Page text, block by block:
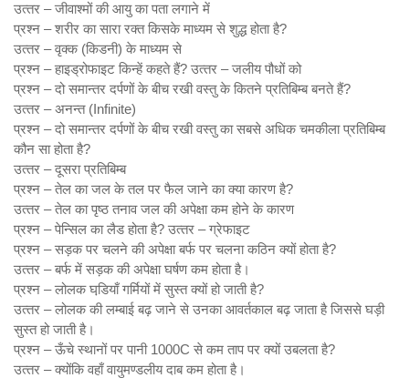
उत्‍तर – जीवाश्‍मों की आयु का पता लगाने में
प्रश्‍न – शरीर का सारा रक्‍त किसके माध्‍यम से शुद्ध होता है?
उत्‍तर – वृक्‍क (किडनी) के माध्‍यम से
प्रश्‍न – हाइड्रोफाइट किन्‍हें कहते हैं? उत्‍तर – जलीय पौधों को
प्रश्‍न – दो समान्‍तर दर्पणों के बीच रखी वस्‍तु के कितने प्रतिबिम्‍ब बनते हैं?
उत्‍तर – अनन्‍त (Infinite)
प्रश्‍न – दो समान्‍तर दर्पणों के बीच रखी वस्‍तु का सबसे अधिक चमकीला प्रतिबिम्‍ब
कौन सा होता है?
उत्‍तर – दूसरा प्रतिबिम्‍ब
प्रश्‍न – तेल का जल के तल पर फैल जाने का क्‍या कारण है?
उत्‍तर – तेल का पृष्‍ठ तनाव जल की अपेक्षा कम होने के कारण
प्रश्‍न – पेन्सिल का लैड होता है? उत्‍तर – ग्रेफाइट
प्रश्‍न – सड़क पर चलने की अपेक्षा बर्फ पर चलना कठिन क्‍यों होता है?
उत्‍तर – बर्फ में सड़क की अपेक्षा घर्षण कम होता है।
प्रश्‍न – लोलक घडि़याँ गर्मियों में सुस्‍त क्‍यों हो जाती है?
उत्‍तर – लोलक की लम्‍बाई बढ़ जाने से उनका आवर्तकाल बढ़ जाता है जिससे घड़ी
सुस्‍त हो जाती है।
प्रश्‍न – ऊँचे स्‍थानों पर पानी 1000C से कम ताप पर क्‍यों उबलता है?
उत्‍तर – क्‍योंकि वहाँ वायुमण्‍डलीय दाब कम होता है।